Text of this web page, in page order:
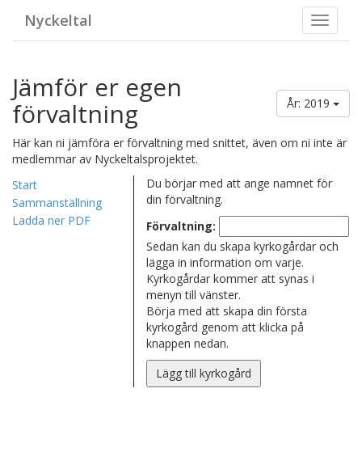
Toggle
Nyckeltal
År: 2019
Jämför er egen
förvaltning
Här kan ni jämföra er förvaltning med snittet, även om ni inte är
medlemmar av Nyckeltalsprojektet.
Start
Sammanställning
Ladda ner PDF
Du börjar med att ange namnet för
din förvaltning.
Förvaltning:
Sedan kan du skapa kyrkogårdar och
lägga in information om varje.
Kyrkogårdar kommer att synas i
menyn till vänster.
Börja med att skapa din första
kyrkogård genom att klicka på
knappen nedan.
Lägg till kyrkogård